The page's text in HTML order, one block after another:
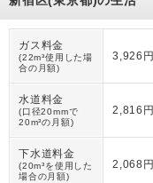
ガス料金
(22m³使用した場
合の月額)
3,926円
水道料金
(口径20mmで
20m³の月額)
2,816円
下水道料金
(20m³を使用した
場合の月額)
2,068円